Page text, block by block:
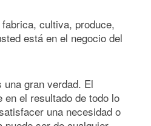
cultiva, produce,
está en el negocio del
gran verdad. El
el resultado de todo lo
una necesidad o